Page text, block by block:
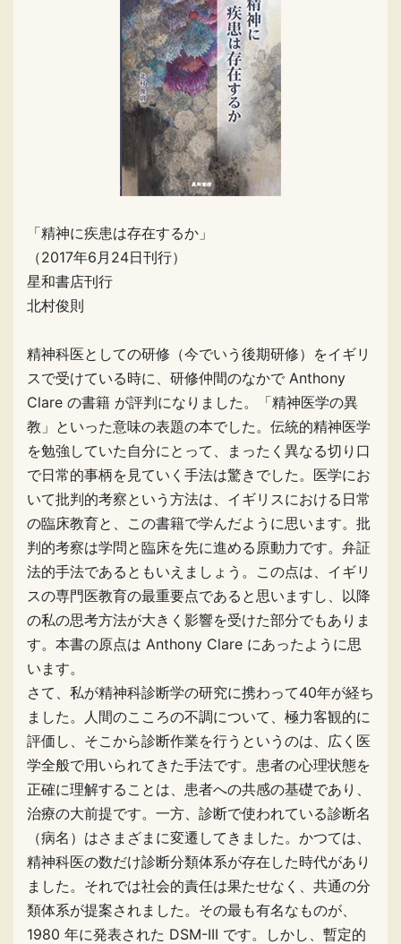
「精神に疾患は存在するか」
（2017年6月24日刊行）
星和書店刊行
北村俊則
精神科医としての研修（今でいう後期研修）をイギリ
スで受けている時に、研修仲間のなかで Anthony
Clare の書籍 が評判になりました。「精神医学の異
教」といった意味の表題の本でした。伝統的精神医学
を勉強していた自分にとって、まったく異なる切り口
で日常的事柄を見ていく手法は驚きでした。医学にお
いて批判的考察という方法は、イギリスにおける日常
の臨床教育と、この書籍で学んだように思います。批
判的考察は学問と臨床を先に進める原動力です。弁証
法的手法であるともいえましょう。この点は、イギリ
スの専門医教育の最重要点であると思いますし、以降
の私の思考方法が大きく影響を受けた部分でもありま
す。本書の原点は Anthony Clare にあったように思
います。
さて、私が精神科診断学の研究に携わって40年が経ち
ました。人間のこころの不調について、極力客観的に
評価し、そこから診断作業を行うというのは、広く医
学全般で用いられてきた手法です。患者の心理状態を
正確に理解することは、患者への共感の基礎であり、
治療の大前提です。一方、診断で使われている診断名
（病名）はさまざまに変遷してきました。かつては、
精神科医の数だけ診断分類体系が存在した時代があり
ました。それでは社会的責任は果たせなく、共通の分
類体系が提案されました。その最も有名なものが、
1980 年に発表された DSM-III です。しかし、暫定的